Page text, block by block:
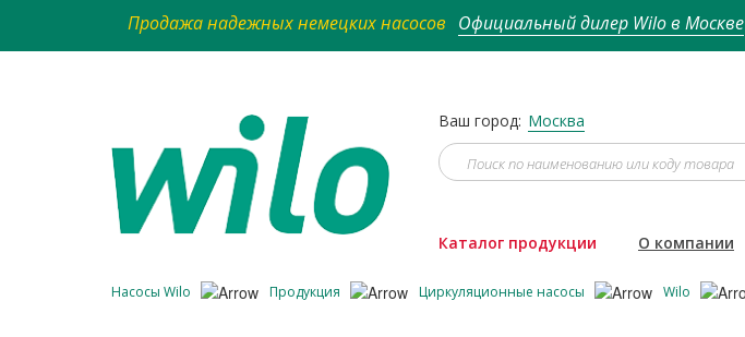
Продажа надежных немецких насосов Официальный дилер Wilo в Москве
Ваш город: Москва
Каталог продукции О компании
Насосы Wilo Продукция Циркуляционные насосы Wilo